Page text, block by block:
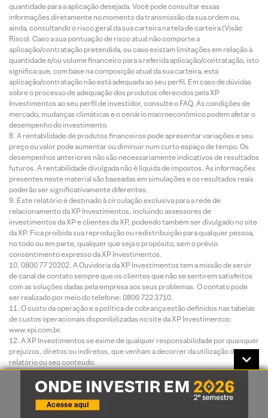
quantidade para a aplicação desejada. Você pode consultar essas
informações diretamente no momento da transmissão da sua ordem ou,
ainda, consultando o risco geral da sua carteira na tela de carteira (Visão
Risco). Caso a sua pontuação de risco atual não comporte a
aplicação/contratação pretendida, ou caso existam limitações em relação à
quantidade e/ou volume financeiro para a referida aplicação/contratação, isto
significa que, com base na composição atual da sua carteira, esta
aplicação/contratação não está adequada ao seu perfil. Em caso de dúvidas
sobre o processo de adequação dos produtos oferecidos pela XP
Investimentos ao seu perfil de investidor, consulte o FAQ. As condições de
mercado, mudanças climáticas e o cenário macroeconômico podem afetar o
desempenho do investimento.
A rentabilidade de produtos financeiros pode apresentar variações e seu
preço ou valor pode aumentar ou diminuir num curto espaço de tempo. Os
desempenhos anteriores não são necessariamente indicativos de resultados
futuros. A rentabilidade divulgada não é líquida de impostos. As informações
presentes neste material são baseadas em simulações e os resultados reais
poderão ser significativamente diferentes.
Este relatório é destinado à circulação exclusiva para a rede de
relacionamento da XP Investimentos, incluindo assessores de
investimentos da XP e clientes da XP, podendo também ser divulgado no site
da XP. Fica proibida sua reprodução ou redistribuição para qualquer pessoa,
no todo ou em parte, qualquer que seja o propósito, sem o prévio
consentimento expresso da XP Investimentos.
0800 77 20202. A Ouvidoria da XP Investimentos tem a missão de servir
de canal de contato sempre que os clientes que não se sentirem satisfeitos
com as soluções dadas pela empresa aos seus problemas. O contato pode
ser realizado por meio do telefone: 0800 722 3710.
O custo da operação e a política de cobrança estão definidos nas tabelas
de custos operacionais disponibilizadas no site da XP Investimentos:
www.xpi.com.br.
A XP Investimentos se exime de qualquer responsabilidade por quaisquer
prejuízos, diretos ou indiretos, que venham a decorrer da utilização deste
relatório ou seu conteúdo.
A Avaliação Técnica e a Avaliação de Fundamentos seguem diferentes
metodologias de análise. A Análise Técnica é executada seguindo conceitos
como tendência, suporte, resistência, candles, volumes, médias móveis
entre outros. Já a Análise Fundamentalista utiliza como informação os
resultados divulgados pelas companhias emissoras e suas projeções. Desta